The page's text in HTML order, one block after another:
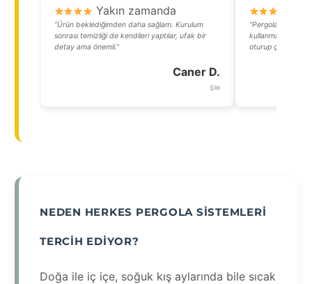
Yakın zamanda
“Ürün beklediğimden daha sağlam. Kurulum
sonrası temizliği de kendileri yaptılar, ufak bir
detay ama önemli.”
Caner D.
Şile
“Pergola
kullanmaya
oturup çay keyfi
NEDEN HERKES PERGOLA SISTEMLERI
TERCIH EDIYOR?
Doğa ile iç içe, soğuk kış aylarında bile sıcak